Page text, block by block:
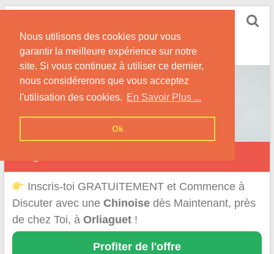
Nous utilisons des cookies pour vous
garantir la meilleure expérience sur notre
site. Si vous continuez à utiliser ce dernier,
nous considérerons que vous acceptez
l'utilisation des cookies. En Savoir Plus ...
Ok
Skip
content
Nos Conseils pour Rencontrer Une Femme
Originaire de Chine !
Inscris-toi GRATUITEMENT et Commence à
Discuter avec une Chinoisedès Maintenant, près
de chez Toi, à Orliaguet!
Profiter de l'offre